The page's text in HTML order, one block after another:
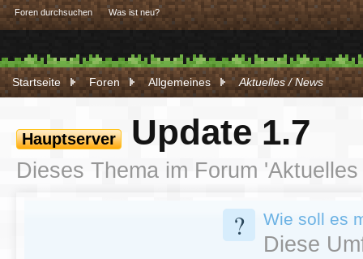
Startseite Foren Allgemeines Aktuelles / News
Hauptserver Update 1.7
Dieses Thema im Forum '
? Wie soll es
Diese
Foren durchsuchen Was ist neu?